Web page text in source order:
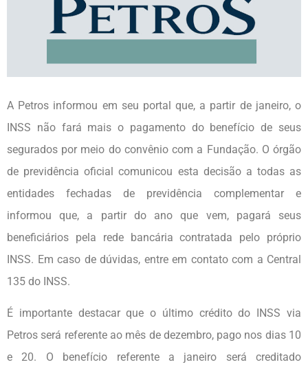
A Petros informou em seu portal que, a partir de janeiro, o
INSS não fará mais o pagamento do benefício de seus
segurados por meio do convênio com a Fundação. O órgão
de previdência oficial comunicou esta decisão a todas as
entidades fechadas de previdência complementar e
informou que, a partir do ano que vem, pagará seus
beneficiários pela rede bancária contratada pelo próprio
INSS. Em caso de dúvidas, entre em contato com a Central
135 do INSS.
É importante destacar que o último crédito do INSS via
Petros será referente ao mês de dezembro, pago nos dias 10
e 20. O benefício referente a janeiro será creditado